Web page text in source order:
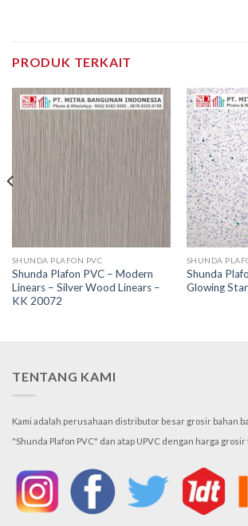
PRODUK TERKAIT
SHUNDA PLAFON PVC
Shunda Plafon PVC – Modern
Linears – Silver Wood Linears –
KK 20072
SHUNDA
Shunda
Glowing
TENTANG KAMI
Kami adalah perusahaan distributor besar grosir bahan
"Shunda Plafon PVC" dan atap UPVC dengan harga